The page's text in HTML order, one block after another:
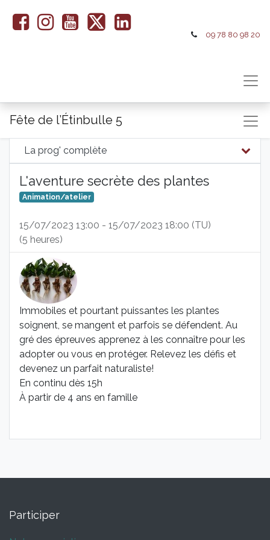
09 78 80 98 20
Fête de l’Étinbulle 5
La prog' complète
L'aventure secrète des plantes
Animation/atelier
15/07/2023 13:00 - 15/07/2023 18:00 (TU)
(5 heures)
Immobiles et pourtant puissantes les plantes
soignent, se mangent et parfois se défendent. Au
gré des épreuves apprenez à les connaître pour les
adopter ou vous en protéger. Relevez les défis et
devenez un parfait naturaliste!
En continu dès 15h
À partir de 4 ans en famille
Participer